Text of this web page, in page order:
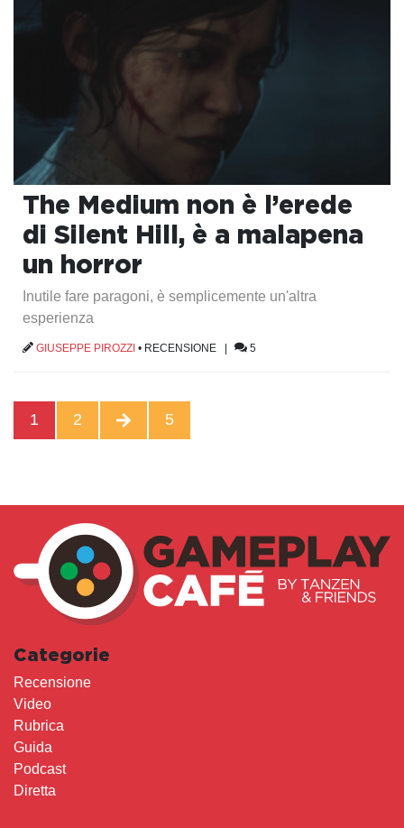
The Medium non è l’erede
di Silent Hill, è a malapena
un horror
Inutile fare paragoni, è semplicemente un'altra
esperienza
GIUSEPPE PIROZZI • RECENSIONE | 5
1 2 5
Categorie
Recensione
Video
Rubrica
Guida
Podcast
Diretta